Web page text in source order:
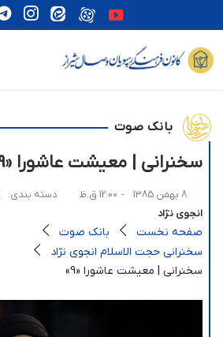
بانک صوت
سخنرانی | معیشت عاشورا «9»
8 بهمن 1385 - 12:00 ق.ظ دسته بندی:
انجوی نژاد
صفحه نخست
بانک صوت
سخنرانی حجت الاسلام انجوی نژاد
سخنرانی | معیشت عاشورا «9»